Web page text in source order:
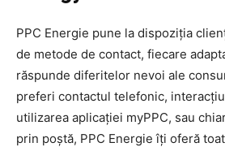
PPC Energie pune la dispoziția
de metode de contact, fiecare
răspunde diferitelor nevoi ale
preferi contactul telefonic,
utilizarea aplicației myPPC, sau
prin poștă, PPC Energie îți oferă